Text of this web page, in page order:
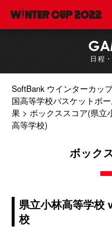
日程
SoftBank ウインターカッ
国高等学校バスケットボ
果
ボックススコア(県立
高等学校)
ボック
県立小林高等学校
校